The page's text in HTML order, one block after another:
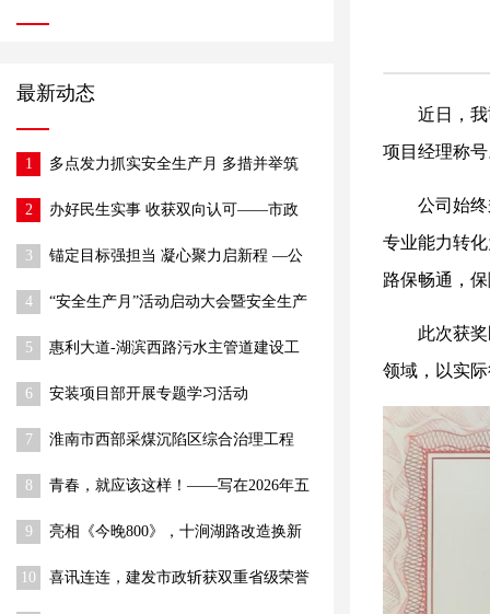
最新动态
1
多点发力抓实安全生产月 多措并举筑
2
办好民生实事 收获双向认可——市政
锦旗
3
锚定目标强担当 凝心聚力启新程 —公
4
“安全生产月”活动启动大会暨安全生产
5
惠利大道-湖滨西路污水主管道建设工
6
安装项目部开展专题学习活动
7
淮南市西部采煤沉陷区综合治理工程
8
青春，就应该这样！——写在2026年五
9
亮相《今晚800》，十涧湖路改造换新
10 喜讯连连，建发市政斩获双重省级荣誉
近日，
项目经理称
公司始
专业能力转
路保畅通，
此次获
领域，以实